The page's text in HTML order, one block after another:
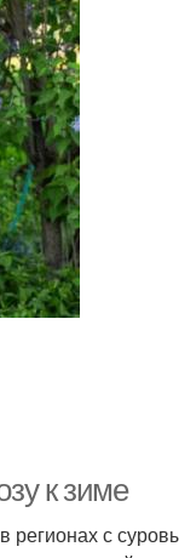
к зиме
регионах с